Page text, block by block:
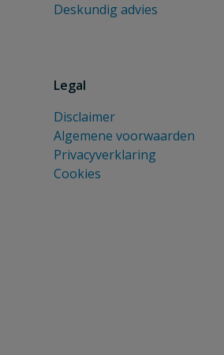
Deskundig advies
Legal
Disclaimer
Algemene voorwaarden
Privacyverklaring
Cookies